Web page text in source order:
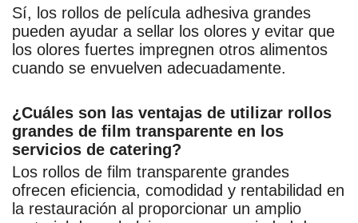
Sí, los rollos de película adhesiva grandes
pueden ayudar a sellar los olores y evitar que
los olores fuertes impregnen otros alimentos
cuando se envuelven adecuadamente.
¿Cuáles son las ventajas de utilizar rollos
grandes de film transparente en los
servicios de catering?
Los rollos de film transparente grandes
ofrecen eficiencia, comodidad y rentabilidad en
la restauración al proporcionar un amplio